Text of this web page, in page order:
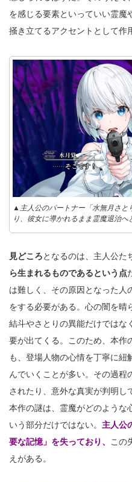
を感じる要素といっていい霊魔
掻き立てるアクセントとして作
▲主人公のパートナー「水無月さと
り、彼女に導かれるまま霊魔退治へ
見どころとなるのは、主人公た
ら生まれるものであるという点
は難しく、その原因となった人
をする必要がある。心の闇を晴
結斗やさとりの異能だけではな
要が出てくる。このため、本作
も、登場人物の心情を丁寧に紐
んでいくことが多い。その過
されたり、意外な真実が判明し
本作の謎は、霊魔がどのような
いう部分だけではない。 主人公
要な記憶」を失っており、
この
えがある。